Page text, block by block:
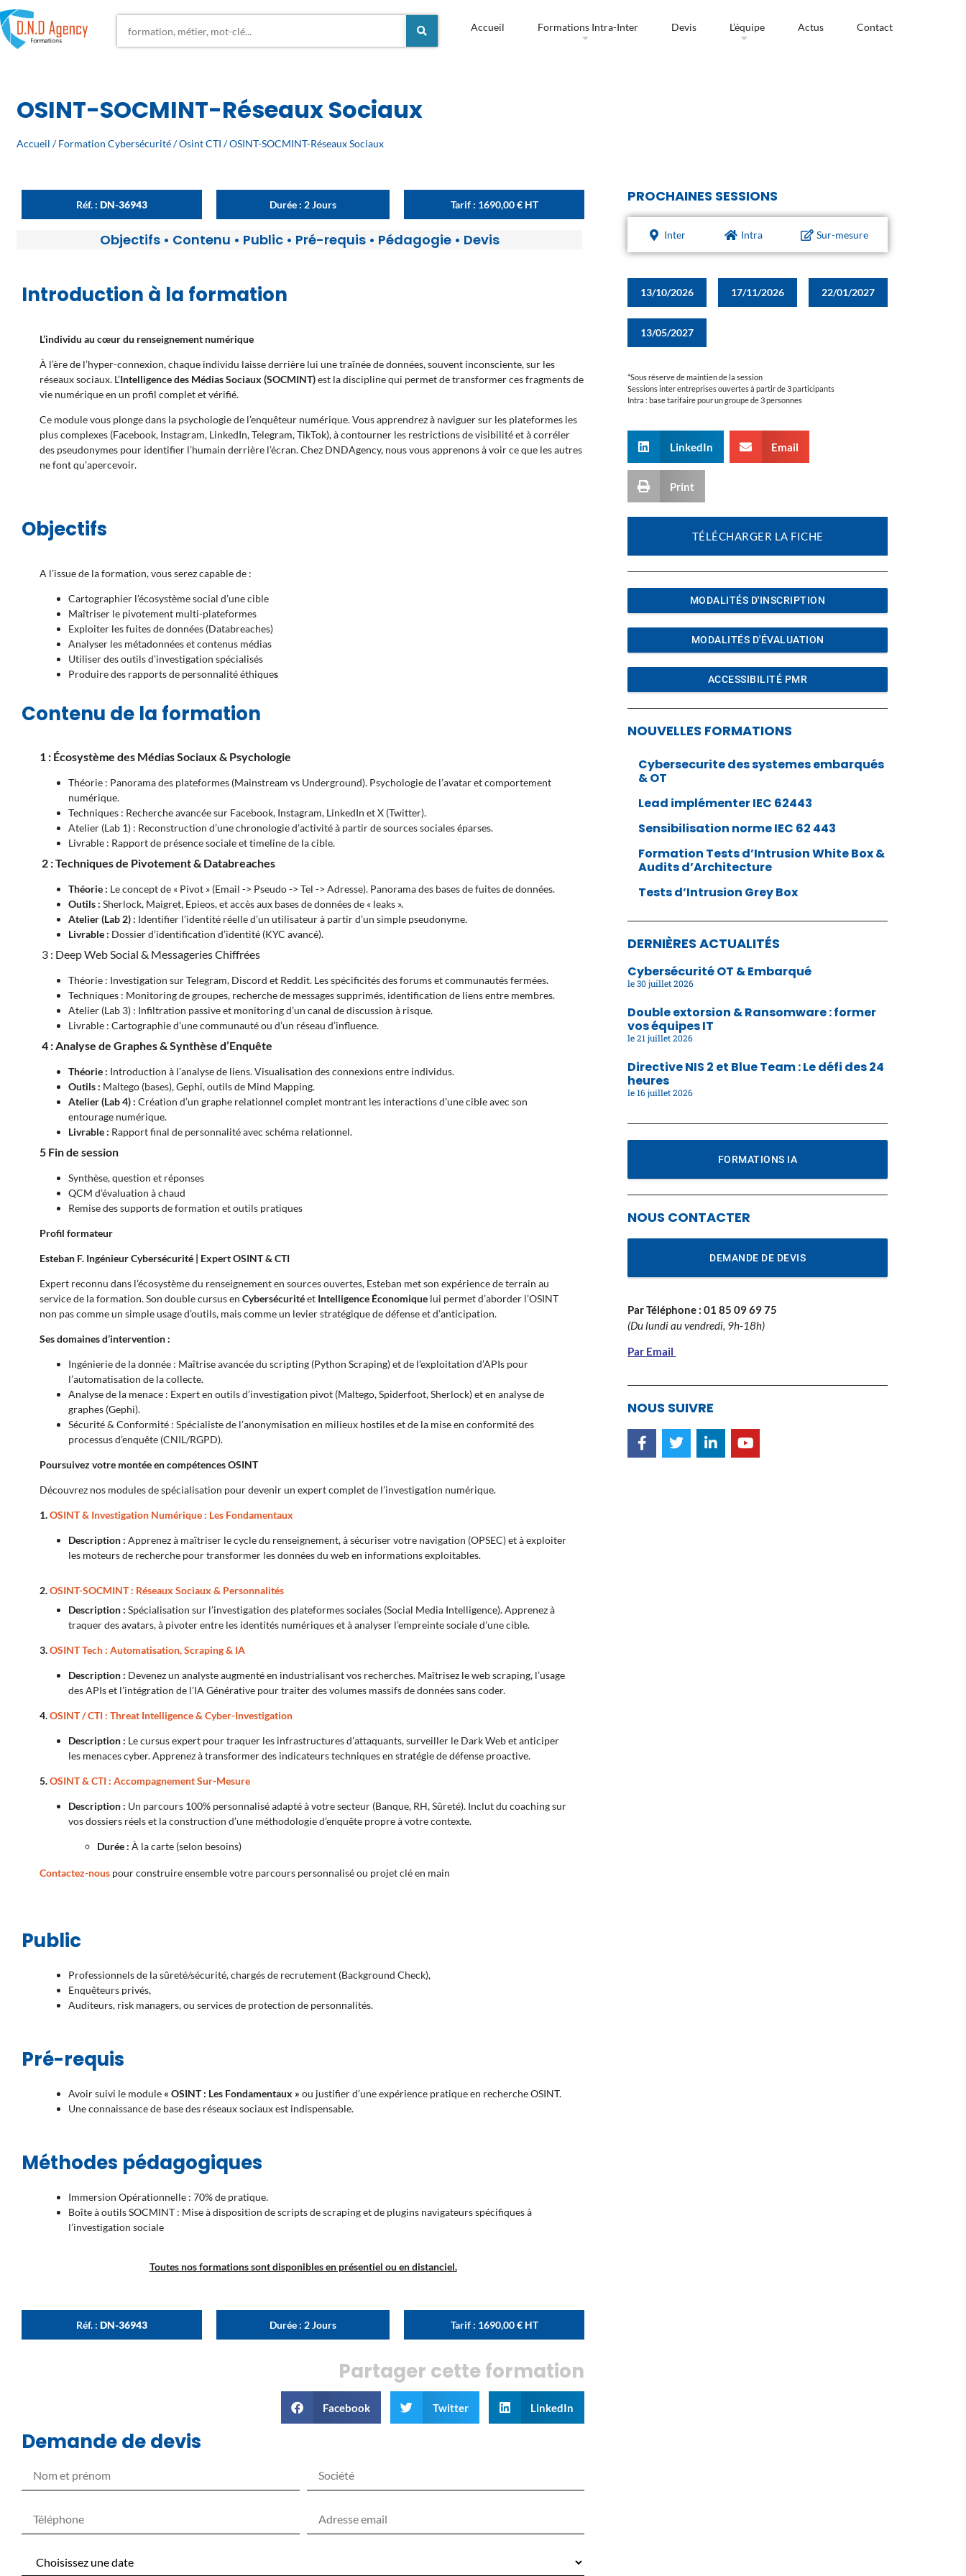
Accueil Formations Intra-Inter Devis L’équipe Actus Contact
OSINT-SOCMINT-Réseaux Sociaux
Accueil /Formation Cybersécurité/Osint CTI / OSINT-SOCMINT-Réseaux Sociaux
Réf. :DN-36943 Durée : 2 Jours Tarif : 1690,00€HT
Objectifs• Contenu • Public• Pré-requis• Pédagogie• Devis
Introduction à la formation
L’individu au cœur du renseignement numérique
À l’ère de l’hyper-connexion, chaque individu laisse derrière lui une traînée de données, souvent inconsciente, sur les
réseaux sociaux. L’Intelligence des Médias Sociaux (SOCMINT)est la discipline qui permet de transformer ces fragments de
vie numérique en un profil complet et vérifié.
Ce module vous plonge dans la psychologie de l’enquêteur numérique. Vous apprendrez à naviguer sur les plateformes les
plus complexes (Facebook, Instagram, LinkedIn, Telegram, TikTok), à contourner les restrictions de visibilité et à corréler
des pseudonymes pour identifier l’humain derrière l’écran. Chez DNDAgency, nous vous apprenons à voir ce que les autres
ne font qu’apercevoir.
Objectifs
A l’issue de la formation, vous serez capable de :
Cartographier l’écosystème social d’une cible
Maîtriser le pivotement multi-plateformes
Exploiter les fuites de données (Databreaches)
Analyser les métadonnées et contenus médias
Utiliser des outils d’investigation spécialisés
Produire des rapports de personnalité éthiques
Contenu de la formation
1 : Écosystème des Médias Sociaux & Psychologie
Théorie : Panorama des plateformes (Mainstream vs Underground). Psychologie de l’avatar et comportement
numérique.
Techniques : Recherche avancée sur Facebook, Instagram, LinkedIn et X (Twitter).
Atelier (Lab 1) : Reconstruction d’une chronologie d’activité à partir de sources sociales éparses.
Livrable : Rapport de présence sociale et timeline de la cible.
2 : Techniques de Pivotement & Databreaches
Théorie : Le concept de « Pivot » (Email -> Pseudo -> Tel -> Adresse). Panorama des bases de fuites de données.
Outils : Sherlock, Maigret, Epieos, et accès aux bases de données de « leaks ».
Atelier (Lab 2) : Identifier l’identité réelle d’un utilisateur à partir d’un simple pseudonyme.
Livrable : Dossier d’identification d’identité (KYC avancé).
3 : Deep Web Social & Messageries Chiffrées
Théorie : Investigation sur Telegram, Discord et Reddit. Les spécificités des forums et communautés fermées.
Techniques : Monitoring de groupes, recherche de messages supprimés, identification de liens entre membres.
Atelier (Lab 3) : Infiltration passive et monitoring d’un canal de discussion à risque.
Livrable : Cartographie d’une communauté ou d’un réseau d’influence.
4 : Analyse de Graphes & Synthèse d’Enquête
Théorie : Introduction à l’analyse de liens. Visualisation des connexions entre individus.
Outils : Maltego (bases), Gephi, outils de Mind Mapping.
Atelier (Lab 4) : Création d’un graphe relationnel complet montrant les interactions d’une cible avec son
entourage numérique.
Livrable : Rapport final de personnalité avec schéma relationnel.
5 Fin de session
Synthèse, question et réponses
QCM d’évaluation à chaud
Remise des supports de formation et outils pratiques
Profil formateur
Esteban F. Ingénieur Cybersécurité | Expert OSINT & CTI
Expert reconnu dans l’écosystème du renseignement en sources ouvertes, Esteban met son expérience de terrain au
service de la formation. Son double cursus en Cybersécuritéet Intelligence Économique lui permet d’aborder l’OSINT
non pas comme un simple usage d’outils, mais comme un levier stratégique de défense et d’anticipation.
Ses domaines d’intervention :
Ingénierie de la donnée : Maîtrise avancée du scripting (Python Scraping) et de l’exploitation d’APIs pour
l’automatisation de la collecte.
Analyse de la menace : Expert en outils d’investigation pivot (Maltego, Spiderfoot, Sherlock) et en analyse de
graphes (Gephi).
Sécurité & Conformité : Spécialiste de l’anonymisation en milieux hostiles et de la mise en conformité des
processus d’enquête (CNIL/RGPD).
Poursuivez votre montée en compétences OSINT
Découvrez nos modules de spécialisation pour devenir un expert complet de l’investigation numérique.
1.OSINT & Investigation Numérique : Les Fondamentaux
Description : Apprenez à maîtriser le cycle du renseignement, à sécuriser votre navigation (OPSEC) et à exploiter
les moteurs de recherche pour transformer les données du web en informations exploitables.
2.OSINT-SOCMINT : Réseaux Sociaux & Personnalités
Description : Spécialisation sur l’investigation des plateformes sociales (Social Media Intelligence). Apprenez à
traquer des avatars, à pivoter entre les identités numériques et à analyser l’empreinte sociale d’une cible.
3.OSINT Tech : Automatisation, Scraping & IA
Description : Devenez un analyste augmenté en industrialisant vos recherches. Maîtrisez le web scraping, l’usage
des APIs et l’intégration de l’IA Générative pour traiter des volumes massifs de données sans coder.
4.OSINT / CTI : Threat Intelligence & Cyber-Investigation
Description : Le cursus expert pour traquer les infrastructures d’attaquants, surveiller le Dark Web et anticiper
les menaces cyber. Apprenez à transformer des indicateurs techniques en stratégie de défense proactive.
5.OSINT & CTI : Accompagnement Sur-Mesure
Description : Un parcours 100% personnalisé adapté à votre secteur (Banque, RH, Sûreté). Inclut du coaching sur
vos dossiers réels et la construction d’une méthodologie d’enquête propre à votre contexte.
Durée : À la carte (selon besoins)
Contactez-nous pour construire ensemble votre parcours personnalisé ou projet clé en main
Public
Professionnels de la sûreté/sécurité, chargés de recrutement (Background Check),
Enquêteurs privés,
Auditeurs, risk managers, ou services de protection de personnalités.
Pré-requis
Avoir suivi le module « OSINT : Les Fondamentaux » ou justifier d’une expérience pratique en recherche OSINT.
Une connaissance de base des réseaux sociaux est indispensable.
Méthodes pédagogiques
Immersion Opérationnelle : 70% de pratique.
Boîte à outils SOCMINT : Mise à disposition de scripts de scraping et de plugins navigateurs spécifiques à
l’investigation sociale
Toutes nos formations sont disponibles en présentiel ou en distanciel.
Réf. :DN-36943 Durée : 2 Jours Tarif : 1690,00€HT
Partager cette formation
Facebook Twitter LinkedIn
Demande de devis
PROCHAINES SESSIONS
Inter Intra Sur-mesure
13/10/2026 17/11/2026 22/01/2027
13/05/2027
*Sous réserve de maintien de la session
Sessions inter entreprises ouvertes à partir de 3 participants
Intra : base tarifaire pour un groupe de 3 personnes
LinkedIn Email
Print
TÉLÉCHARGER LA FICHE
MODALITÉS D'INSCRIPTION
MODALITÉS D'ÉVALUATION
ACCESSIBILITÉ PMR
NOUVELLES FORMATIONS
Cybersecurite des systemes embarqués
& OT
Lead implémenter IEC 62443
Sensibilisation norme IEC 62 443
Formation Tests d’Intrusion White Box &
Audits d’Architecture
Tests d’Intrusion Grey Box
DERNIÈRES ACTUALITÉS
Cybersécurité OT & Embarqué
30 juillet 2026
Double extorsion & Ransomware : former
vos équipes IT
21 juillet 2026
Directive NIS 2 et Blue Team : Le défi des 24
heures
16 juillet 2026
FORMATIONS IA
NOUS CONTACTER
DEMANDE DE DEVIS
Par Téléphone : 01 85 09 69 75
(Du lundi au vendredi, 9h-18h)
Par Email
NOUS SUIVRE